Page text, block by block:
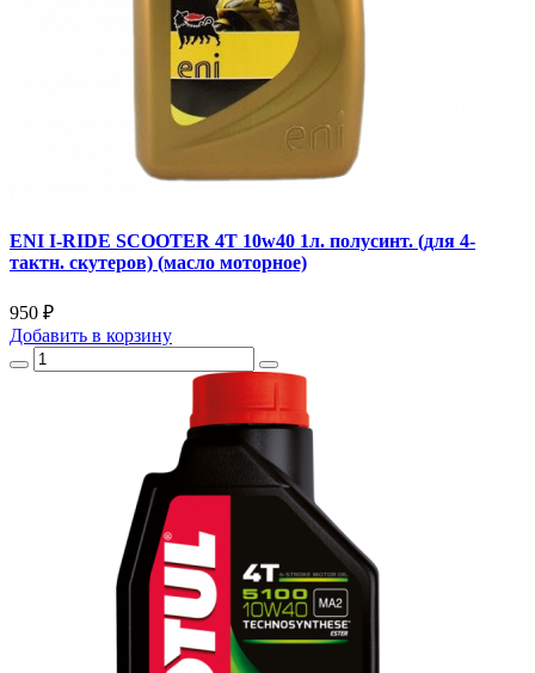
ENI I-RIDE SCOOTER 4T 10w40 1л. полусинт. (для 4-
тактн. скутеров) (масло моторное)
950 ₽
Добавить в корзину